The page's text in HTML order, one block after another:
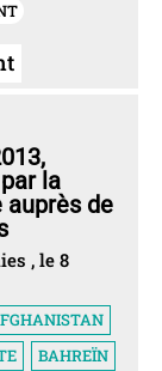
la
auprès de
, le 8
BAHREÏN